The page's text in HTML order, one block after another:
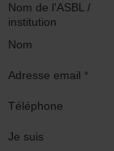
Nom de l'ASBL /
institution
Nom
Adresse email *
Téléphone
Je suis